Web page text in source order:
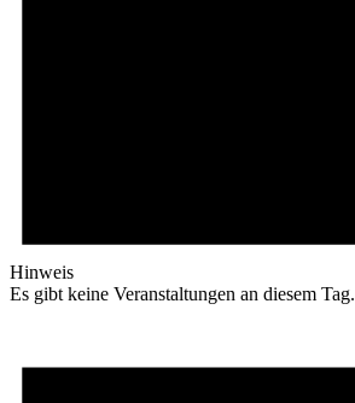
Hinweis
Es gibt keine Veranstaltungen an diesem Tag.